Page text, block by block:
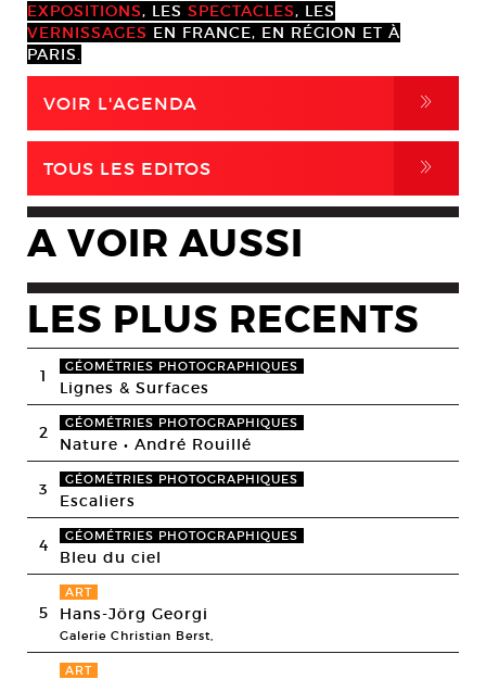
EXPOSITIONS, LES SPECTACLES, LES
VERNISSAGES EN FRANCE, EN RÉGION ET À
PARIS.
VOIR L'AGENDA ,
TOUS LES EDITOS ,
A VOIR AUSSI
LES PLUS RECENTS
1 GÉOMÉTRIES PHOTOGRAPHIQUES
Lignes & Surfaces
2 GÉOMÉTRIES PHOTOGRAPHIQUES
Nature • André Rouillé
3 GÉOMÉTRIES PHOTOGRAPHIQUES
Escaliers
4 GÉOMÉTRIES PHOTOGRAPHIQUES
Bleu du ciel
5
ART
Hans-Jörg Georgi
Galerie Christian Berst,
ART